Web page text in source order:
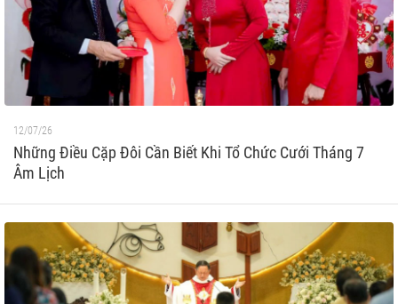
12/07/26
Những Điều Cặp Đôi Cần Biết Khi Tổ Chức Cưới Tháng 7
Âm Lịch